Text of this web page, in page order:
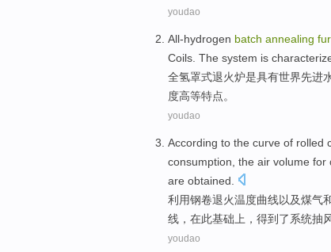
youdao
All-hydrogen batch annealing
Coils. The system is
全氢罩式退火炉是具有世界先进
度高等特点。
youdao
According to the curve of rolled
consumption , the air volume for
are obtained
利用钢卷退火温度曲线以及煤气
线， 在此基础上，得到了系统抽
youdao